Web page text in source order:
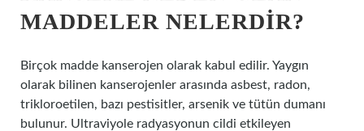
MADDELER NELERDIR?
Birçok madde kanserojen olarak kabul edilir. Yaygın
olarak bilinen kanserojenler arasında asbest, radon,
trikloroetilen, bazı pestisitler, arsenik ve tütün dumanı
bulunur. Ultraviyole radyasyonun cildi etkileyen